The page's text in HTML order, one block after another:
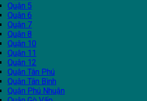
Quận 5
Quận 6
Quận 7
Quận 8
Quận 10
Quận 11
Quận 12
Quận Tân Phú
Quận Tân Bình
Quận Phú Nhuận